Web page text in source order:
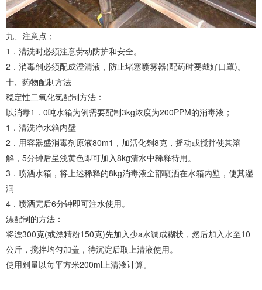
九、注意点；
1．清洗时必须注意劳动防护和安全。
2．消毒剂必须配成澄清液，防止堵塞喷雾器(配药时要戴好口罩)。
十、药物配制方法
稳定性二氧化氯配制方法：
以消毒1．0吨水箱为例需要配制3kg浓度为200PPM的消毒液；
1．清洗净水箱内壁
2．用容器盛消毒剂原液80m1，加活化剂8克，摇动或搅拌使其溶
解，5分钟后呈浅黄色即可加入8kg清水中稀释待用。
3．喷洒水箱，将上述稀释的8kg消毒液全部喷洒在水箱内壁，使其湿
润
4．喷洒完后6分钟即可注水使用。
漂配制的方法：
将漂300克(或漂精粉150克)先加入少a水调成糊状，然后加入水至10
公斤，搅拌均匀加盖，待沉淀后取上清液使用。
使用剂量以每平方米200ml上清液计算。